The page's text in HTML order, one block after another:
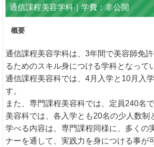
通信課程美容学科｜学費：非公開
概要
通信課程美容学科は、3年間で美容師免
るためのスキル身につける学科となって
通信課程美容科では、4月入学と10月入
す。
また、専門課程美容科では、定員240名
美容科では、各入学とも20名の少人数制
学べる内容は、専門課程同様に、多くの
ナーを通して、実践力を身につける事が